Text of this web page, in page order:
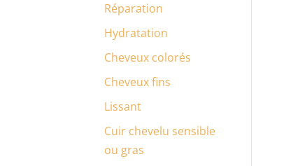
Réparation
Hydratation
Cheveux colorés
Cheveux fins
Lissant
Cuir chevelu sensible
ou gras